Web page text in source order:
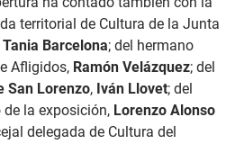
territorial de Cultura de la Junta
Tania Barcelona; del hermano
Afligidos, Ramón Velázquez; del
San Lorenzo, Iván Llovet; del
la exposición, Lorenzo Alonso
delegada de Cultura del